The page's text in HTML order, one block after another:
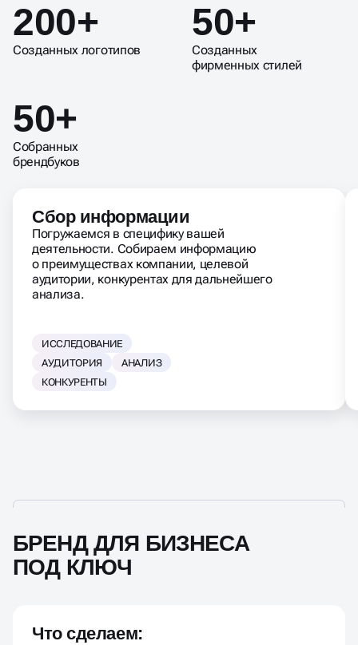
200+
Созданных логотипов
50+
Созданных
фирменных стилей
50+
Собранных
брендбуков
Сбор информации
Погружаемся в специфику вашей
деятельности. Собираем информацию
о преимуществах компании, целевой
аудитории, конкурентах для дальнейшего
анализа.
ИССЛЕДОВАНИЕ
АУДИТОРИЯ
АНАЛИЗ
КОНКУРЕНТЫ
БРЕНД ДЛЯ БИЗНЕСА
ПОД КЛЮЧ
Что сделаем: